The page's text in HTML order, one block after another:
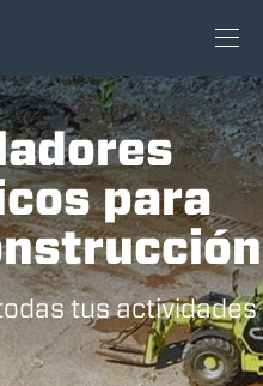
para
tus actividades